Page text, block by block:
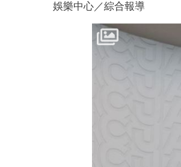
娛樂中心／綜合報導